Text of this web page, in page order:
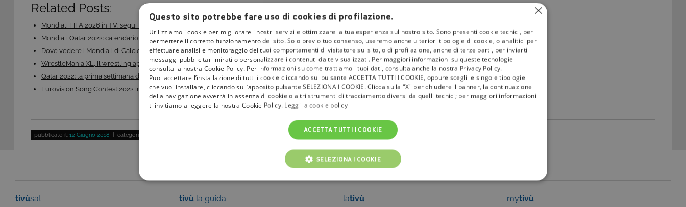
Related Posts:
Mondiali FIFA 2026 in TV: segui le partite Rai anche…
Mondiali Qatar 2022: calendario e dove seguire tutte…
Dove vedere i Mondiali di Calcio Femminile 2023 in…
WrestleMania XL, il wrestling approda su DMAX il 13…
Qatar 2022: la prima settimana dei Mondiali di calcio
Eurovision Song Contest 2022 in tv, anche su Rai 4K:…
pubblicato il: 12 Giugno 2018 | categoria:
tivùsat
tivù la guida
lativù
mytivù
Questo sito potrebbe fare uso di cookies di profilazione.
Utilizziamo i cookie per migliorare i nostri servizi e ottimizzare la tua esperienza sul nostro sito. Sono presenti cookie tecnici, per
permettere il corretto funzionamento del sito. Solo previo tuo consenso, useremo anche ulteriori tipologie di cookie, o analitici per
effettuare analisi e monitoraggio dei tuoi comportamenti di visitatore sul sito, o di profilazione, anche di terze parti, per inviarti
messaggi pubblicitari mirati o personalizzare i contenuti da te visualizzati. Per maggiori informazioni su queste tecnologie
consulta la nostra Cookie Policy. Per informazioni su come trattiamo i tuoi dati, consulta anche la nostra Privacy Policy.
Puoi accettare l’installazione di tutti i cookie cliccando sul pulsante ACCETTA TUTTI I COOKIE, oppure scegli le singole tipologie
che vuoi installare, cliccando sull’apposito pulsante SELEZIONA I COOKIE. Clicca sulla "X" per chiudere il banner, la continuazione
della navigazione avverrà in assenza di cookie o altri strumenti di tracciamento diversi da quelli tecnici; per maggiori informazioni
ti invitiamo a leggere la nostra Cookie Policy. Leggi la cookie policy
ACCETTA TUTTI I COOKIE
SELEZIONA I COOKIE
COOKIE TECNICI COOKIE ANALITICI COOKIE DI PROFILAZIONE FUNZIONALITÀ